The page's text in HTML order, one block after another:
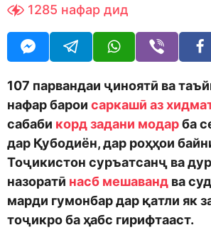
a
S
h
d
o
m
n
t
s
g
o
1285 нафар дид
107 парвандаи ҷиноятӣ ва
нафар барои саркашӣ аз
сабаби корд задани модарба
дар Қубодиён, дар роҳҳои
Тоҷикистон суръатсанҷ ва
назоратӣ насб мешаванд ва
марди гумонбар дар қатли як
тоҷикро ба ҳабс гирифтааст.